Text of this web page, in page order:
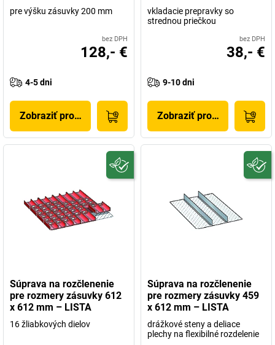
pre výšku zásuvky 200 mm
bez DPH
128,- €
4-5 dni
Zobraziť produkt
vkladacie prepravky so
strednou priečkou
bez DPH
38,- €
9-10 dni
Zobraziť produkt
Súprava na rozčlenenie
pre rozmery zásuvky 612
x 612 mm – LISTA
16 žliabkových dielov
Súprava na rozčlenenie
pre rozmery zásuvky 459
x 612 mm – LISTA
drážkové steny a deliace
plechy na flexibilné rozdelenie